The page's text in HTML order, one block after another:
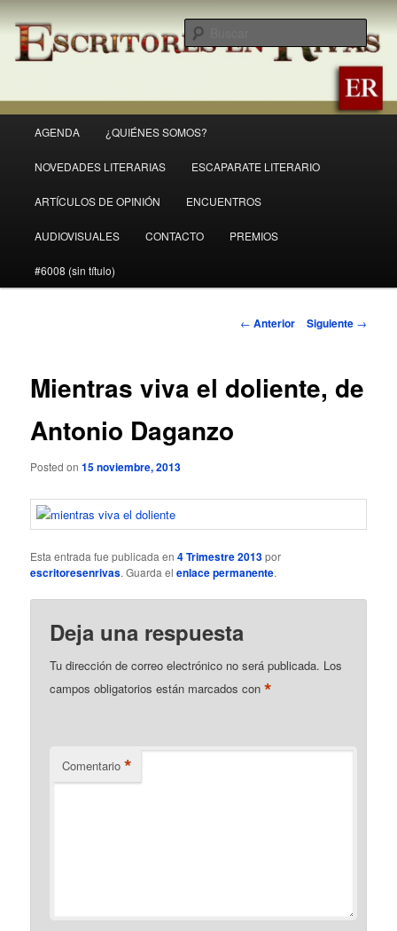
Ir
al
contenido
principal
Revista Escritores en Rivas
principal
AGENDA ¿QUIÉNES SOMOS?
NOVEDADES LITERARIAS ESCAPARATE LITERARIO
ARTÍCULOS DE OPINIÓN ENCUENTROS
AUDIOVISUALES CONTACTO PREMIOS
#6008 (sin título)
Navegación
← Anterior Siguiente →
Mientras viva el doliente, de
Antonio Daganzo
Posted on15 noviembre, 2013
Esta entrada fue publicada en4 Trimestre 2013por
escritoresenrivas. Guarda elenlace permanente.
Deja una respuesta
Tu dirección de correo electrónico no será publicada. Los
campos obligatorios están marcados con*
Comentario *